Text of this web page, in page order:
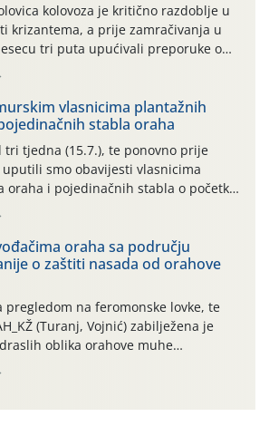
kolovoza je kritično razdoblje u
krizantema, a prije zamračivanja u
tri puta upućivali preporuke o
zaštite krizantema od najčešćih
i fito-fagnih grinja (23.7., 14.7.,
mjeseca je zabilježeno je
vruće meteorološko razdoblje, uz
[…]
vlasnicima plantažnih
stabla oraha
tri tjedna (15.7.), te ponovno prije
uputili smo obavijesti vlasnicima
oraha i pojedinačnih stabla o početku
usmjerenog suzbijanja
completa)! Već dvanaest dana
“toplinski udar”, koji naročito
dana (31.7.-05.8.), jer najviše
[…]
oraha sa području
o zaštiti nasada od orahove
pregledom na feromonske lovke, te
(Turanj, Vojnić) zabilježena je
oblika orahove muhe
Niska brojnost može se objasniti
o mladim nasadima s vrlo malim